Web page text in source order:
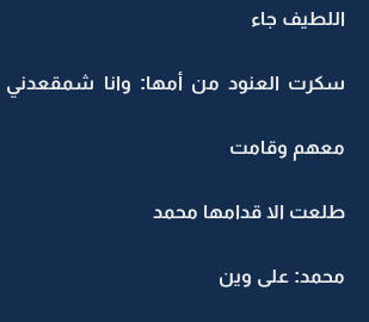
اللطيف جاء
سكرت العنود من أمها: وانا
معهم وقامت
طلعت الا قدامها محمد
محمد: على وين